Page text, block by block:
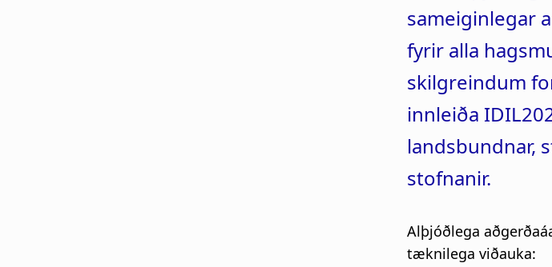
sameiginlegar
fyrir alla
skilgreindum
innleiða
landsbundnar,
stofnanir.
Alþjóðlega
tæknilega viðauka: